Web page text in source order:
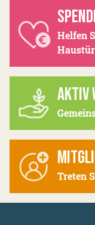
Helfen
AKTIV
Treten